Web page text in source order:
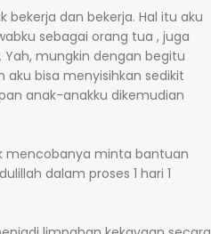
bekerja dan bekerja. Hal itu aku
sebagai orang tua , juga
mungkin dengan begitu
bisa menyisihkan sedikit
anak-anakku dikemudian
mencobanya minta bantuan
dalam proses 1 hari 1